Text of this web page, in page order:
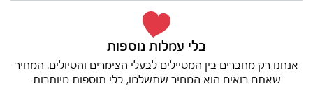
בלי עמלות נוספות
אנחנו רק מחברים בין המטיילים לבעלי הצימרים והטיולים. המחיר
שאתם רואים הוא המחיר שתשלמו, בלי תוספות מיותרות